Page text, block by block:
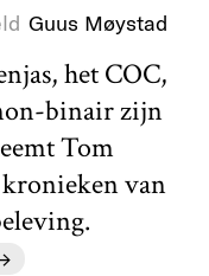
Guus Møystad
het COC,
binair zijn
Tom
van